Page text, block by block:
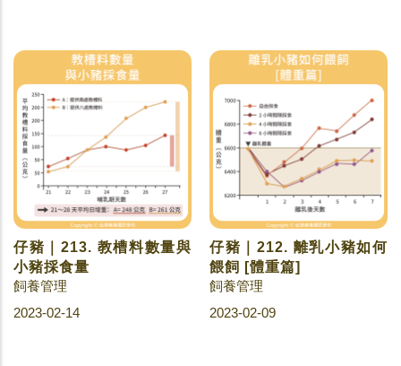
仔豬｜213. 教槽料數量與
小豬採食量
飼養管理
2023-02-14
仔豬｜212. 離乳小豬如何
餵飼 [體重篇]
飼養管理
2023-02-09